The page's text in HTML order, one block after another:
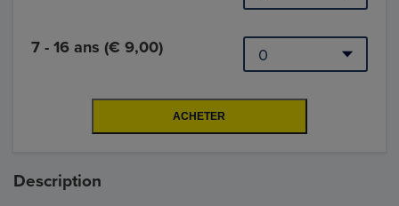
7 - 16 ans (€ 9,00)
Description